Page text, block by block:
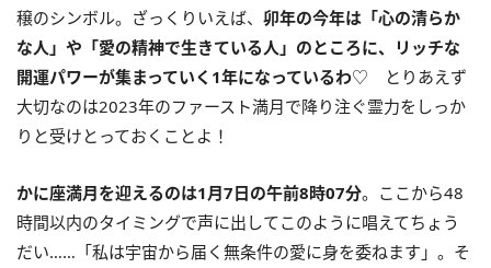
穣のシンボル。ざっくりいえば、 卯年の今年は「心の清らか
な人」や「愛の精神で生きている人」のところに、リッチな
開運パワーが集まっていく 1年になっているわ♡ とりあえず
大切なのは2023年のファースト満月で降り注ぐ霊力をしっか
りと受けとっておくことよ！
かに座満月を迎えるのは1月7日の午前8時07分。ここから48
時間以内のタイミングで声に出してこのように唱えてちょう
だい……「私は宇宙から届く無条件の愛に身を委ねます」。そ